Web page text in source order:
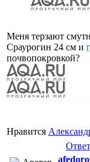
Меня терзают
Сраурогин 24 см и
почвопокровкой?
Нравится